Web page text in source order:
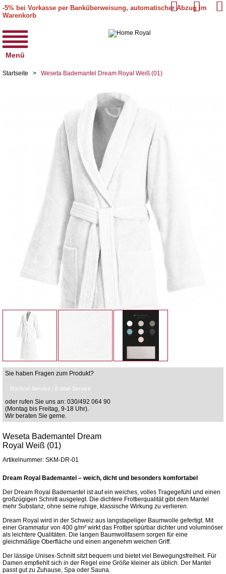
-5% bei Vorkasse per Banküberweisung, automatischer Abzug im
Warenkorb
Menü
Startseite > Weseta Bademantel Dream Royal Weiß (01)
Sie haben Fragen zum Produkt?
Rückruf-Service / E-Mail-Service
oder rufen Sie uns an: 030/492 064 90
(Montag bis Freitag, 9-18 Uhr).
Wir beraten Sie gerne.
Weseta Bademantel Dream
Royal Weiß (01)
Artikelnummer: SKM-DR-01
Dream Royal Bademantel – weich, dicht und besonders komfortabel
Der Dream Royal Bademantel ist auf ein weiches, volles Tragegefühl und einen
großzügigen Schnitt ausgelegt. Die dichtere Frottierqualität gibt dem Mantel
mehr Substanz, ohne seine ruhige, klassische Wirkung zu verlieren.
Dream Royal wird in der Schweiz aus langstapeliger Baumwolle gefertigt. Mit
einer Grammatur von 400 g/m² wirkt das Frottier spürbar dichter und voluminöser
als leichtere Qualitäten. Die langen Baumwollfasern sorgen für eine
gleichmäßige Oberfläche und einen angenehm weichen Griff.
Der lässige Unisex-Schnitt sitzt bequem und bietet viel Bewegungsfreiheit. Für
Damen empfiehlt sich in der Regel eine Größe kleiner als üblich. Der Mantel
passt gut zu Zuhause, Spa oder Sauna.